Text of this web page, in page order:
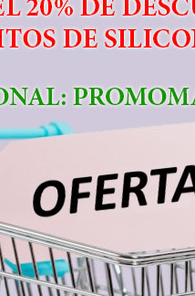
1.43-
1.48
10.0 796 ≥11
1.17
10.5 836
1.17-
1.22
10.9 868
1.25
11.3 899 ≥14
1.25-
1.28
1.28-
1.32
12.0 955 ≥14